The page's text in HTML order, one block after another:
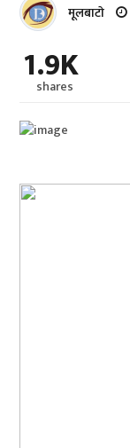
मूलबाटाे
1.9K
shares